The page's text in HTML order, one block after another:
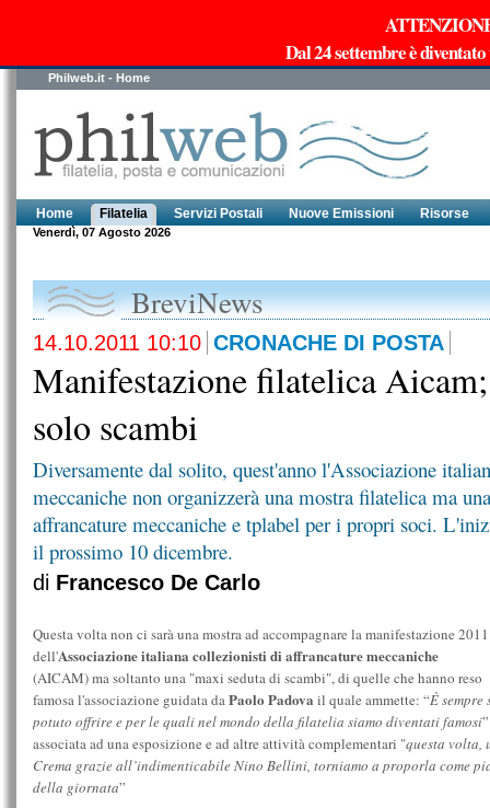
Dal 24 settembre è
Philweb.it - Home
Home Filatelia Servizi Postali Nuove Emissioni Risorse
Venerdì, 07 Agosto 2026
BreviNews
14.10.2011 10:10 CRONACHE DI POSTA
Manifestazione filatelica
solo scambi
Diversamente dal solito, quest'anno l'Associazione
meccaniche non organizzerà una mostra filatelica ma
affrancature meccaniche e tplabel per i propri soci.
il prossimo 10 dicembre.
di Francesco De Carlo
Questa volta non ci sarà una mostra ad accompagnare la manifestazione 2011
dell'Associazione italiana collezionisti di affrancature meccaniche
(AICAM) ma soltanto una "maxi seduta di scambi", di quelle che hanno reso
famosa l'associazione guidata daPaolo Padova il quale ammette: “È
potuto offrire e per le quali nel mondo della filatelia siamo diventati famosi
associata ad una esposizione e ad altre attività complementari "questa volta,
Crema grazie all’indimenticabile Nino Bellini, torniamo a proporla come
della giornata”